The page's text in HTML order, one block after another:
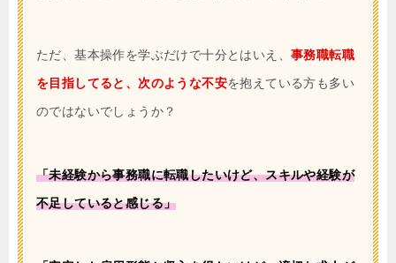
ただ、基本操作を学ぶだけで十分とはいえ、 事務職転職
を目指してると、次のような不安を抱えている方も多い
のではないでしょうか？
「未経験から事務職に転職したいけど、スキルや経験が
不足していると感じる」